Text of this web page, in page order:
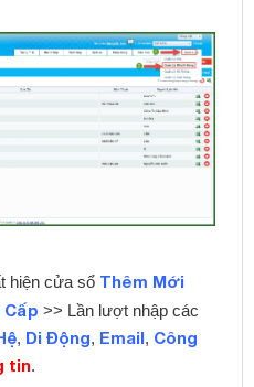
hiện cửa sổ Thêm Mới
Cấp >> Lần lượt nhập các
, Di Động, Email, Công
tin.